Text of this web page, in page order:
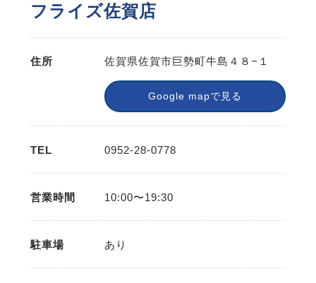
フライズ佐賀店
住所 佐賀県佐賀市巨勢町牛島４８−１
Google mapで見る
TEL 0952-28-0778
営業時間 10:00〜19:30
駐車場 あり